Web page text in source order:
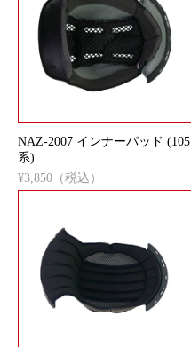
NAZ-2007 インナーパッド (105
系)
¥3,850（税込）